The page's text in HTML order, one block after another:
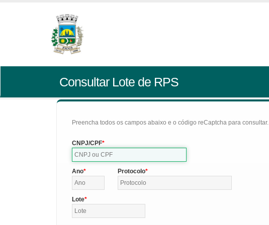
Consultar Lote de RPS
Preencha todos os campos abaixo e o código reCaptcha para consultar.
CNPJ/CPF
Ano Protocolo
Lote